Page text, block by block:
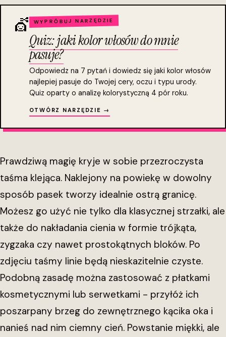
💇 WYPRÓBUJ NARZĘDZIE
Quiz: jaki kolor włosów do mnie
pasuje?
Odpowiedz na 7 pytań i dowiedz się jaki kolor włosów
najlepiej pasuje do Twojej cery, oczu i typu urody.
Quiz oparty o analizę kolorystyczną 4 pór roku.
OTWÓRZ NARZĘDZIE →
Prawdziwą magię kryje w sobie przezroczysta
taśma klejąca. Naklejony na powiekę w dowolny
sposób pasek tworzy idealnie ostrą granicę.
Możesz go użyć nie tylko dla klasycznej strzałki, ale
także do nakładania cienia w formie trójkąta,
zygzaka czy nawet prostokątnych bloków. Po
zdjęciu taśmy linie będą nieskazitelnie czyste.
Podobną zasadę można zastosować z płatkami
kosmetycznymi lub serwetkami - przyłóż ich
poszarpany brzeg do zewnętrznego kącika oka i
nanieś nad nim ciemny cień. Powstanie miękki, ale